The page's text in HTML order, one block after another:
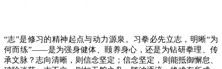
“志”是修习的精神起点与动力源泉。习拳必先立志，明晰“为
何而练”——是为强身健体、颐养身心，还是为钻研拳理、传
承文脉？志向清晰，则信念坚定；信念坚定，则能抵御懈怠、